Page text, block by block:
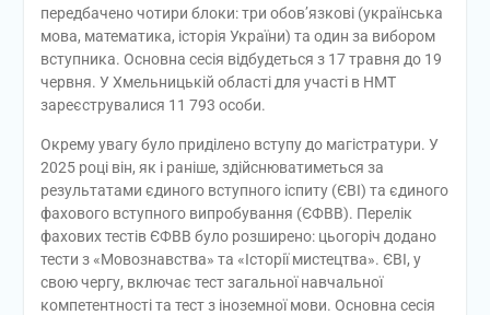
передбачено чотири блоки: три обов’язкові (українська
мова, математика, історія України) та один за вибором
вступника. Основна сесія відбудеться з 17 травня до 19
червня. У Хмельницькій області для участі в НМТ
зареєструвалися 11 793 особи.
Окрему увагу було приділено вступу до магістратури. У
2025 році він, як і раніше, здійснюватиметься за
результатами єдиного вступного іспиту (ЄВІ) та єдиного
фахового вступного випробування (ЄФВВ). Перелік
фахових тестів ЄФВВ було розширено: цьогоріч додано
тести з «Мовознавства» та «Історії мистецтва». ЄВІ, у
свою чергу, включає тест загальної навчальної
компетентності та тест з іноземної мови. Основна сесія